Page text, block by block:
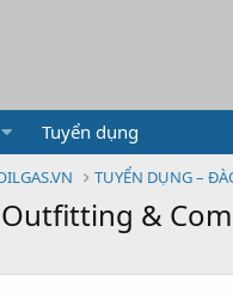
Tuyển dụng
TUYỂN DỤNG –
&